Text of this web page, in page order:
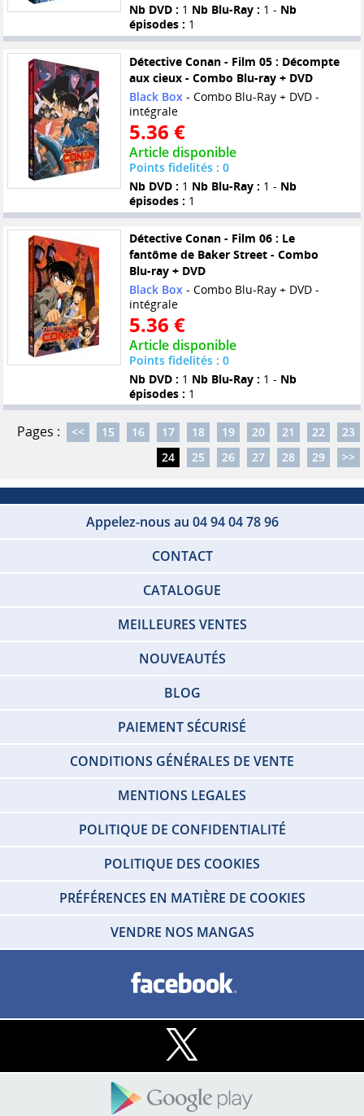
Nb DVD : 1 Nb Blu-Ray : 1 - Nb
épisodes : 1
Détective Conan - Film 05 : Décompte
aux cieux - Combo Blu-ray + DVD
Black Box- Combo Blu-Ray + DVD -
intégrale
5.36 €
Article disponible
Points fidelités : 0
Nb DVD : 1 Nb Blu-Ray : 1 - Nb
épisodes : 1
Détective Conan - Film 06 : Le
fantôme de Baker Street - Combo
Blu-ray + DVD
Black Box- Combo Blu-Ray + DVD -
intégrale
5.36 €
Article disponible
Points fidelités : 0
Nb DVD : 1 Nb Blu-Ray : 1 - Nb
épisodes : 1
Pages : << 15 16 17 18 19 20 21 22
23
24
25 26 27 28 29 >>
Appelez-nous au 04 94 04 78 96
CONTACT
CATALOGUE
MEILLEURES VENTES
NOUVEAUTÉS
BLOG
PAIEMENT SÉCURISÉ
CONDITIONS GÉNÉRALES DE VENTE
MENTIONS LEGALES
POLITIQUE DE CONFIDENTIALITÉ
POLITIQUE DES COOKIES
PRÉFÉRENCES EN MATIÈRE DE COOKIES
VENDRE NOS MANGAS